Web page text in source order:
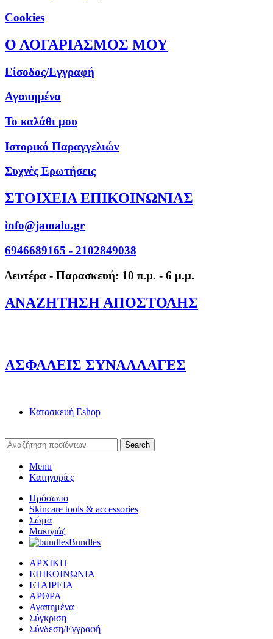
Cookies
Ο ΛΟΓΑΡΙΑΣΜΟΣ ΜΟΥ
Είσοδος/Εγγραφή
Αγαπημένα
Το καλάθι μου
Ιστορικό Παραγγελιών
Συχνές Ερωτήσεις
ΣΤΟΙΧΕΙΑ ΕΠΙΚΟΙΝΩΝΙΑΣ
info@jamalu.gr
6946689165 - 2102849038
Δευτέρα - Παρασκευή: 10 π.μ. - 6 μ.μ.
ΑΝΑΖΗΤΗΣΗ ΑΠΟΣΤΟΛΗΣ
ΑΣΦΑΛΕΙΣ ΣΥΝΑΛΛΑΓΕΣ
Κατασκευή Eshop
Search
Menu
Κατηγορίες
Πρόσωπο
Skincare tools & accessories
Σώμα
Μακιγιάζ
Bundles
ΑΡΧΙΚΗ
ΕΠΙΚΟΙΝΩΝΙΑ
ΕΤΑΙΡΕΙΑ
ΑΡΘΡΑ
Αγαπημένα
Σύγκριση
Σύνδεση/Εγγραφή